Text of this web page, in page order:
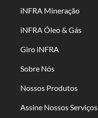
iNFRA Mineração
iNFRA Óleo & Gás
Giro iNFRA
Sobre Nós
Nossos Produtos
Assine Nossos Serviços